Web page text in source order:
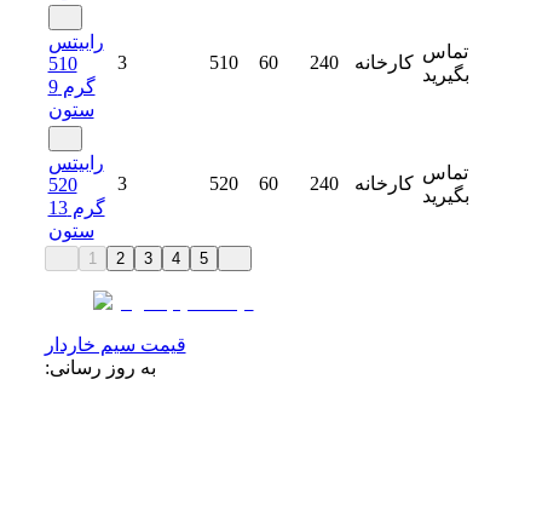
رابیتس
510
گرم 9
ستون
3 510 60 240 کارخانه
تماس
بگیرید
رابیتس
520
گرم 13
ستون
3 520 60 240 کارخانه
تماس
بگیرید
1 2 3 4 5
قیمت سیم خاردار
به روز رسانی: